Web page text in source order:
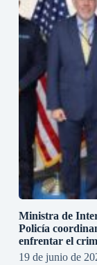
Ministra de
Policía
enfrentar el
19 de junio de